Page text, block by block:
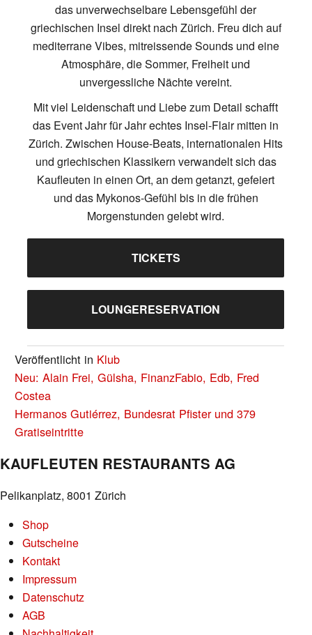
das unverwechselbare Lebensgefühl der
griechischen Insel direkt nach Zürich. Freu dich auf
mediterrane Vibes, mitreissende Sounds und eine
Atmosphäre, die Sommer, Freiheit und
unvergessliche Nächte vereint.
Mit viel Leidenschaft und Liebe zum Detail schafft
das Event Jahr für Jahr echtes Insel-Flair mitten in
Zürich. Zwischen House-Beats, internationalen Hits
und griechischen Klassikern verwandelt sich das
Kaufleuten in einen Ort, an dem getanzt, gefeiert
und das Mykonos-Gefühl bis in die frühen
Morgenstunden gelebt wird.
TICKETS
LOUNGERESERVATION
Veröffentlicht in Klub
BEITRAGS-
NAVIGATION
Neu: Alain Frei, Gülsha, FinanzFabio, Edb, Fred
Costea
Hermanos Gutiérrez, Bundesrat Pfister und 379
Gratiseintritte
KAUFLEUTEN RESTAURANTS AG
Pelikanplatz, 8001 Zürich
Shop
Gutscheine
Kontakt
Impressum
Datenschutz
AGB